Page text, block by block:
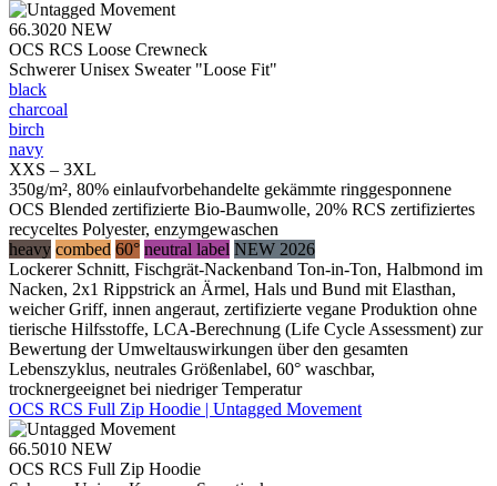
66.3020 NEW
OCS RCS Loose Crewneck
Schwerer Unisex Sweater "Loose Fit"
black
charcoal
birch
navy
XXS – 3XL
350g/m², 80% einlaufvorbehandelte gekämmte ringgesponnene
OCS Blended zertifizierte Bio-Baumwolle, 20% RCS zertifiziertes
recyceltes Polyester, enzymgewaschen
heavy combed 60° neutral label NEW 2026
Lockerer Schnitt, Fischgrät-Nackenband Ton-in-Ton, Halbmond im
Nacken, 2x1 Rippstrick an Ärmel, Hals und Bund mit Elasthan,
weicher Griff, innen angeraut, zertifizierte vegane Produktion ohne
tierische Hilfsstoffe, LCA-Berechnung (Life Cycle Assessment) zur
Bewertung der Umweltauswirkungen über den gesamten
Lebenszyklus, neutrales Größenlabel, 60° waschbar,
trocknergeeignet bei niedriger Temperatur
OCS RCS Full Zip Hoodie | Untagged Movement
66.5010 NEW
OCS RCS Full Zip Hoodie